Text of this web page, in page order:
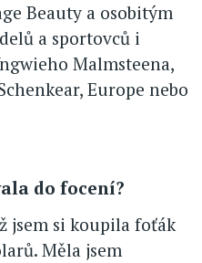
Beauty a osobitým
a sportovců i
Malmsteena,
Europe nebo
do focení?
jsem si koupila foťák
Měla jsem